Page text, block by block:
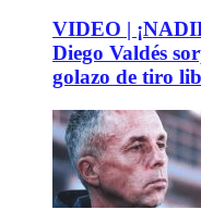
VIDEO |
Diego Valdés
golazo de tiro